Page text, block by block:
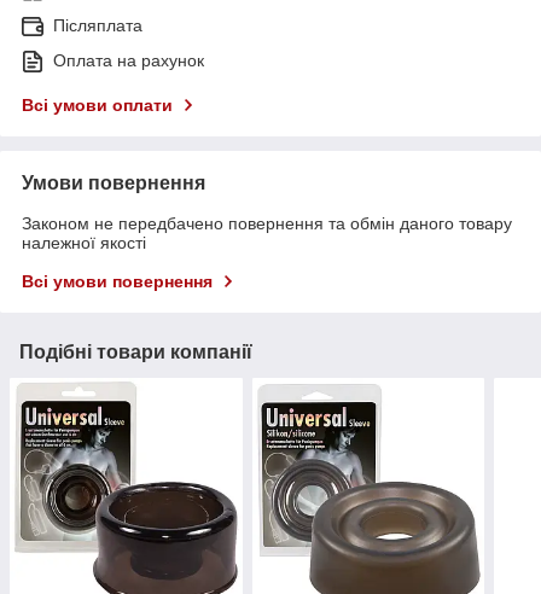
Післяплата
Оплата на рахунок
Всі умови оплати
Умови повернення
Законом не передбачено повернення та обмін даного товару
належної якості
Всі умови повернення
Подібні товари компанії